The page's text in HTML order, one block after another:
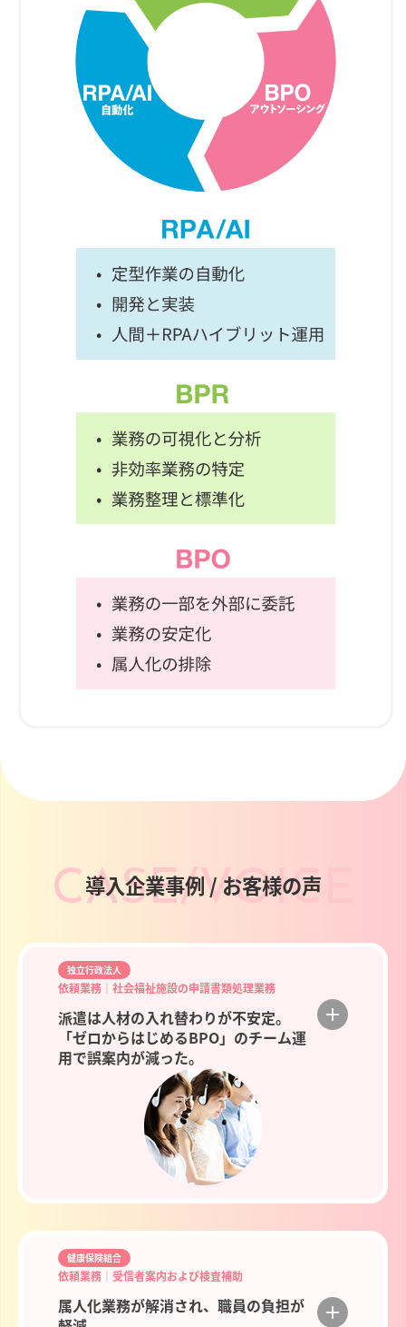
導入企業事例 / お客様の声
CASE/VOICE
独立行政法人
依頼業務│社会福祉施設の申請書類処理業務
派遣は人材の入れ替わりが不安定。
「ゼロからはじめるBPO」のチーム運
用で誤案内が減った。
健康保険組合
依頼業務│受信者案内および検査補助
属人化業務が解消され、職員の負担が